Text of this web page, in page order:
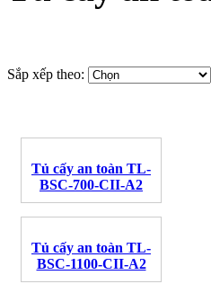
Sắp xếp theo:
Tủ cấy an toàn TL-
BSC-700-CII-A2
Tủ cấy an toàn TL-
BSC-1100-CII-A2